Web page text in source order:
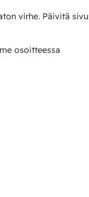
virhe. Päivitä sivu
osoitteessa